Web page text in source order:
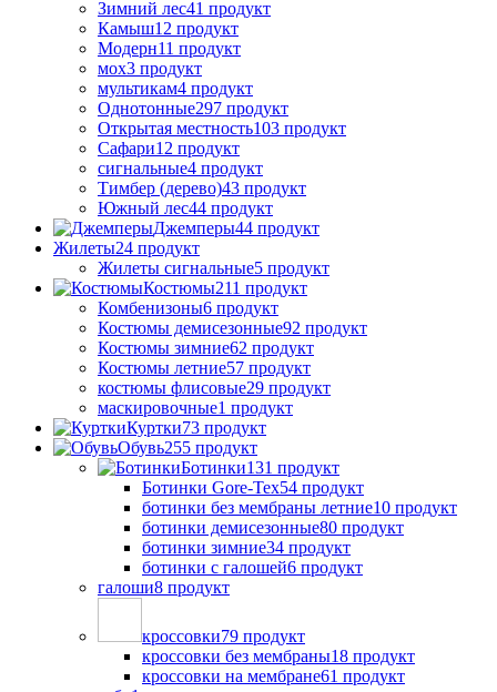
Зимний лес41 продукт
Камыш12 продукт
Модерн11 продукт
мох3 продукт
мультикам4 продукт
Однотонные297 продукт
Открытая местность103 продукт
Сафари12 продукт
сигнальные4 продукт
Тимбер (дерево)43 продукт
Южный лес44 продукт
Джемперы44 продукт
Жилеты24 продукт
Жилеты сигнальные5 продукт
Костюмы211 продукт
Комбенизоны6 продукт
Костюмы демисезонные92 продукт
Костюмы зимние62 продукт
Костюмы летние57 продукт
костюмы флисовые29 продукт
маскировочные1 продукт
Куртки73 продукт
Обувь255 продукт
Ботинки131 продукт
Ботинки Gore-Tex54 продукт
ботинки без мембраны летние10 продукт
ботинки демисезонные80 продукт
ботинки зимние34 продукт
ботинки с галошей6 продукт
галоши8 продукт
кроссовки79 продукт
кроссовки без мембраны18 продукт
кроссовки на мембране61 продукт